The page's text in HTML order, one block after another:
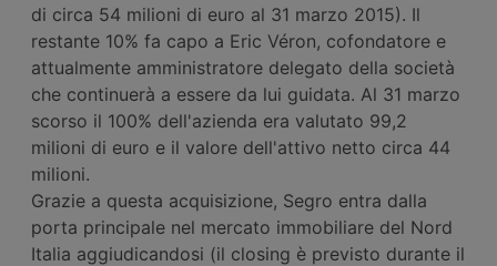
di circa 54 milioni di euro al 31 marzo 2015). Il
restante 10% fa capo a Eric Véron, cofondatore e
attualmente amministratore delegato della società
che continuerà a essere da lui guidata. Al 31 marzo
scorso il 100% dell'azienda era valutato 99,2
milioni di euro e il valore dell'attivo netto circa 44
milioni.
Grazie a questa acquisizione, Segro entra dalla
porta principale nel mercato immobiliare del Nord
Italia aggiudicandosi (il closing è previsto durante il